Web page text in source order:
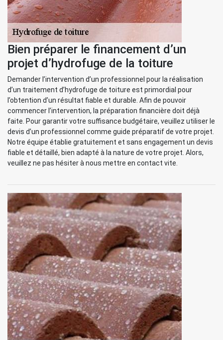
Bien préparer le financement d’un
projet d’hydrofuge de la toiture
Demander l’intervention d’un professionnel pour la réalisation
d’un traitement d’hydrofuge de toiture est primordial pour
l’obtention d’un résultat fiable et durable. Afin de pouvoir
commencer l’intervention, la préparation financière doit déjà
faite. Pour garantir votre suffisance budgétaire, veuillez utiliser le
devis d’un professionnel comme guide préparatif de votre projet.
Notre équipe établie gratuitement et sans engagement un devis
fiable et détaillé, bien adapté à la nature de votre projet. Alors,
veuillez ne pas hésiter à nous mettre en contact vite.